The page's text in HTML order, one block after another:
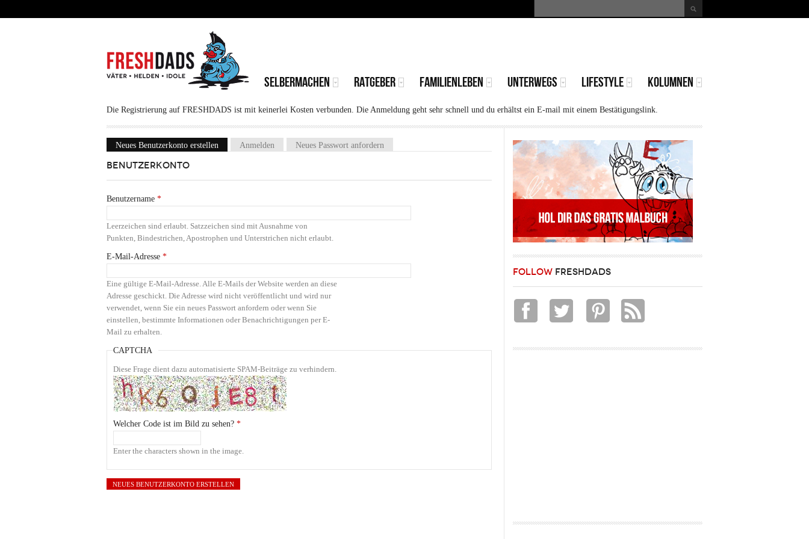
Suchformular
MAINMENU
SELBERMACHEN RATGEBER FAMILIENLEBEN UNTERWEGS LIFESTYLE KOLUMNEN
Die Registrierung auf FRESHDADS ist mit keinerlei Kosten verbunden. Die Anmeldung geht sehr schnell und du erhältst ein E-mail mit einem Bestätigungslink.
Haupt-Reiter
Neues Benutzerkonto erstellen (aktiver Reiter)
Anmelden Neues Passwort anfordern
BENUTZERKONTO
Benutzername *
Leerzeichen sind erlaubt. Satzzeichen sind mit Ausnahme von
Punkten, Bindestrichen, Apostrophen und Unterstrichen nicht erlaubt.
E-Mail-Adresse *
Eine gültige E-Mail-Adresse. Alle E-Mails der Website werden an diese
Adresse geschickt. Die Adresse wird nicht veröffentlicht und wird nur
verwendet, wenn Sie ein neues Passwort anfordern oder wenn Sie
einstellen, bestimmte Informationen oder Benachrichtigungen per E-
Mail zu erhalten.
CAPTCHA
Diese Frage dient dazu automatisierte SPAM-Beiträge zu verhindern.
Welcher Code ist im Bild zu sehen? *
Enter the characters shown in the image.
FOLLOW FRESHDADS